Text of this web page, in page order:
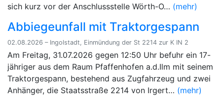
sich kurz vor der Anschlussstelle Wörth-O… (mehr)
Abbiegeunfall mit Traktorgespann
02.08.2026 – Ingolstadt, Einmündung der St 2214 zur K IN 2
Am Freitag, 31.07.2026 gegen 12:50 Uhr befuhr ein 17-
jähriger aus dem Raum Pfaffenhofen a.d.Ilm mit seinem
Traktorgespann, bestehend aus Zugfahrzeug und zwei
Anhänger, die Staatsstraße 2214 von Irgert… (mehr)